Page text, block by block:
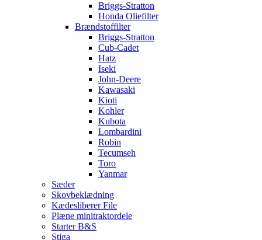
Briggs-Stratton
Honda Oliefilter
Brændstoffilter
Briggs-Stratton
Cub-Cadet
Hatz
Iseki
John-Deere
Kawasaki
Kioti
Kohler
Kubota
Lombardini
Robin
Tecumseh
Toro
Yanmar
Sæder
Skovbeklædning
Kædesliberer File
Plæne minitraktordele
Starter B&S
Stiga